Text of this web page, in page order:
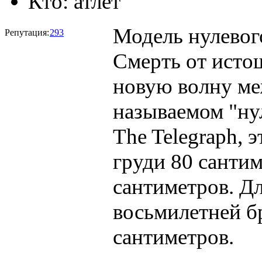
Репутация:293
Модель
Смерть от
новую волну
называемом
The Telegraph,
груди 80
сантиметров.
восьмилетней
сантиметров.